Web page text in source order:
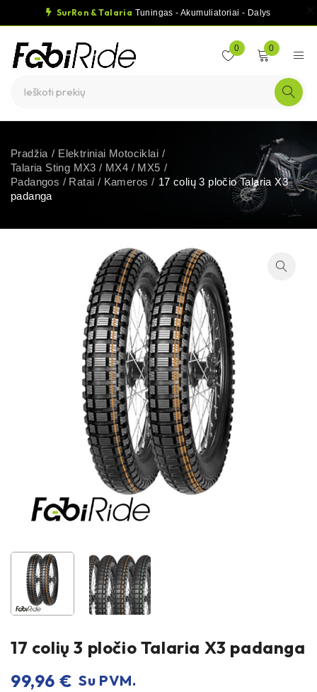
SurRon & Talaria Tuningas - Akumuliatoriai - Dalys
0 0
Pradžia / Elektriniai Motociklai /
Talaria Sting MX3 / MX4 / MX5 /
Padangos / Ratai / Kameros / 17 colių 3 pločio Talaria X3
padanga
17 colių 3 pločio Talaria X3 padanga
99,96 € Su PVM.